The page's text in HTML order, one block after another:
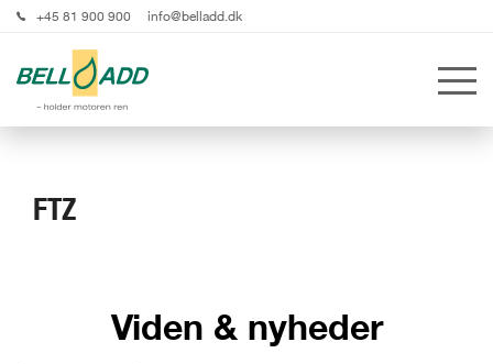
+45 81 900 900 info@belladd.dk
FTZ
Viden & nyheder